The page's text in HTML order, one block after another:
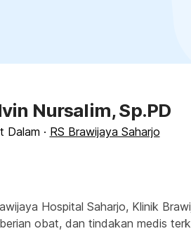
Nursalim, Sp.PD
Dalam · RS Brawijaya Saharjo
Hospital Saharjo, Klinik
obat, dan tindakan medis